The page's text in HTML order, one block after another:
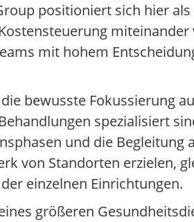
positioniert sich hier
mit hohem
bewusste Fokussierung
spezialisiert
und die Begleitung
von Standorten erzielen,
einzelnen Einrichtungen.
größeren